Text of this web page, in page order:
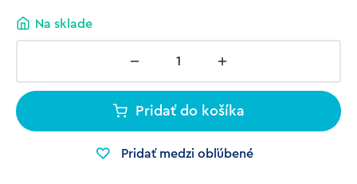
Na sklade
Pridať do košíka
Pridať medzi obľúbené